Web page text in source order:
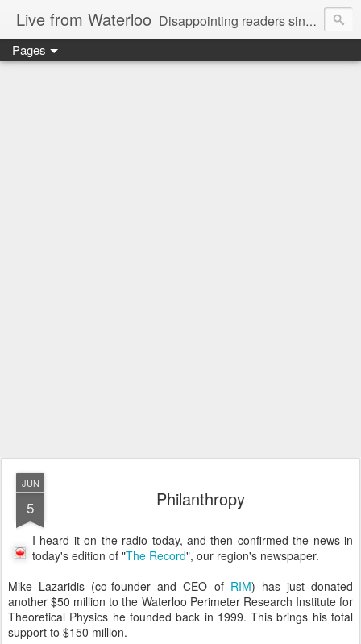
Live from Waterloo Disappointing readers since 2006
Pages
JUN
5 Philanthropy
I heard it on the radio today, and then confirmed the news in
today's edition of "The Record", our region's newspaper.
Mike Lazaridis (co-founder and CEO of RIM) has just donated
another $50 million to the Waterloo Perimeter Research Institute for
Theoretical Physics he founded back in 1999. This brings his total
support to $150 million.